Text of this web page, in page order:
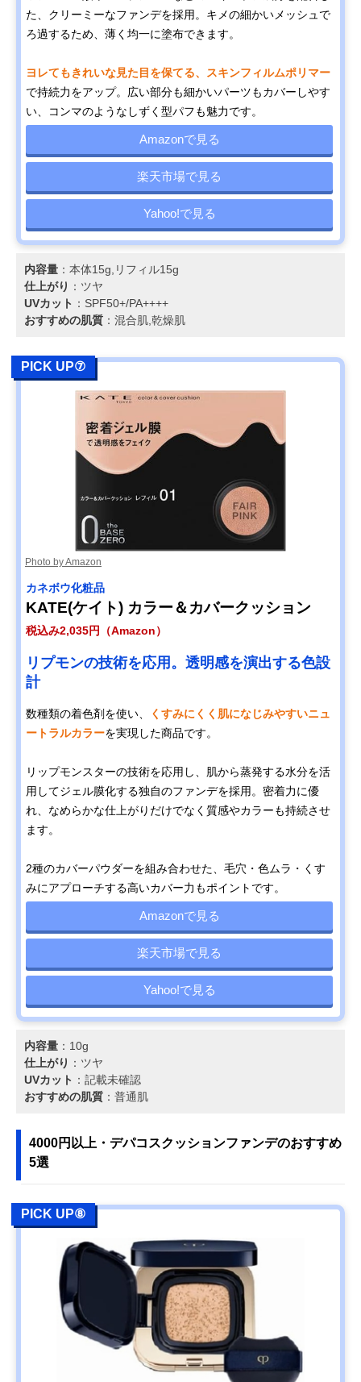
た、クリーミーなファンデを採用。キメの細かいメッシュで
ろ過するため、薄く均一に塗布できます。
ヨレてもきれいな見た目を保てる、スキンフィルムポリマー
で持続力をアップ。広い部分も細かいパーツもカバーしやす
い、コンマのようなしずく型パフも魅力です。
Amazonで見る
楽天市場で見る
Yahoo!で見る
内容量 ：本体15g,リフィル15g
仕上がり ：ツヤ
UVカット ：SPF50+/PA++++
おすすめの肌質 ：混合肌,乾燥肌
PICK UP⑦
Photo by Amazon
カネボウ化粧品
KATE(ケイト) カラー＆カバークッション
税込み2,035円（Amazon）
リプモンの技術を応用。透明感を演出する色設
計
数種類の着色剤を使い、
くすみにくく肌になじみやすいニュ
ートラルカラーを実現した商品です。
リップモンスターの技術を応用し、肌から蒸発する水分を活
用してジェル膜化する独自のファンデを採用。密着力に優
れ、なめらかな仕上がりだけでなく質感やカラーも持続させ
ます。
2種のカバーパウダーを組み合わせた、毛穴・色ムラ・くす
みにアプローチする高いカバー力もポイントです。
Amazonで見る
楽天市場で見る
Yahoo!で見る
内容量 ：10g
仕上がり ：ツヤ
UVカット ：記載未確認
おすすめの肌質 ：普通肌
4000円以上・デパコスクッションファンデのおすすめ
5選
PICK UP⑧